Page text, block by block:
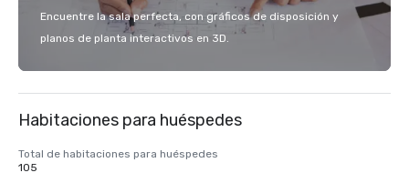
Encuentre la sala perfecta, con gráficos de disposición y
planos de planta interactivos en 3D.
Habitaciones para huéspedes
Total de habitaciones para huéspedes
105